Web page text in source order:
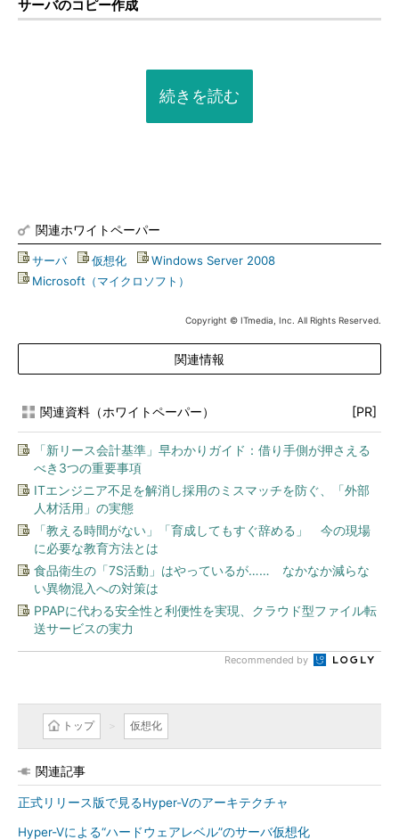
サーバのコピー作成
続きを読む
関連ホワイトペーパー
サーバ| 仮想化 Windows Server 2008
Microsoft（マイクロソフト）
Copyright © ITmedia, Inc. All Rights Reserved.
関連情報
関連資料（ホワイトペーパー） [PR]
「新リース会計基準」早わかりガイド：借り手側が押さえる
べき3つの重要事項
ITエンジニア不足を解消し採用のミスマッチを防ぐ、「外部
人材活用」の実態
「教える時間がない」「育成してもすぐ辞める」 今の現場
に必要な教育方法とは
食品衛生の「7S活動」はやっているが…… なかなか減らな
い異物混入への対策は
PPAPに代わる安全性と利便性を実現、クラウド型ファイル転
送サービスの実力
Recommended by
トップ 仮想化
関連記事
正式リリース版で見るHyper-Vのアーキテクチャ
Hyper-Vによる“ハードウェアレベル”のサーバ仮想化